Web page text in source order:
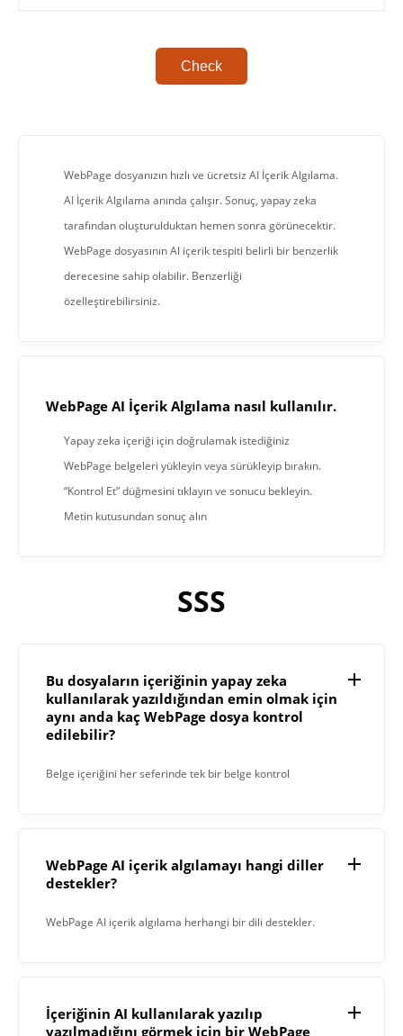
Check
WebPage dosyanızın hızlı ve ücretsiz AI İçerik Algılama.
AI İçerik Algılama anında çalışır. Sonuç, yapay zeka
tarafından oluşturulduktan hemen sonra görünecektir.
WebPage dosyasının AI içerik tespiti belirli bir benzerlik
derecesine sahip olabilir. Benzerliği
özelleştirebilirsiniz.
WebPage AI İçerik Algılama nasıl kullanılır.
Yapay zeka içeriği için doğrulamak istediğiniz
WebPage belgeleri yükleyin veya sürükleyip bırakın.
“Kontrol Et” düğmesini tıklayın ve sonucu bekleyin.
Metin kutusundan sonuç alın
SSS
Bu dosyaların içeriğinin yapay zeka
kullanılarak yazıldığından emin olmak için
aynı anda kaç WebPage dosya kontrol
edilebilir?
Belge içeriğini her seferinde tek bir belge kontrol
WebPage AI içerik algılamayı hangi diller
destekler?
WebPage AI içerik algılama herhangi bir dili destekler.
İçeriğinin AI kullanılarak yazılıp
yazılmadığını görmek için bir WebPage